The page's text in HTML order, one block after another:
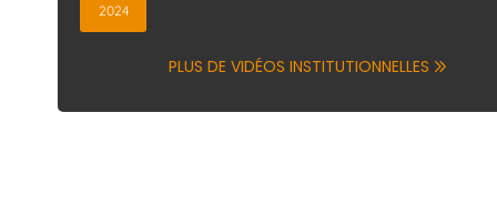
2024
PLUS DE VIDÉOS INSTITUTIONNELLES